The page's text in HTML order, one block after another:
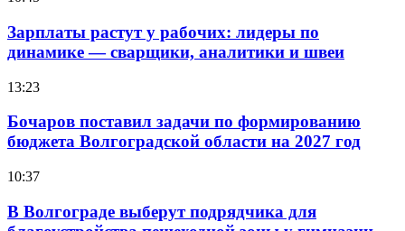
Зарплаты растут у рабочих: лидеры по
динамике — сварщики, аналитики и швеи
13:23
Бочаров поставил задачи по формированию
бюджета Волгоградской области на 2027 год
10:37
В Волгограде выберут подрядчика для